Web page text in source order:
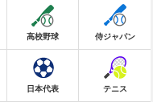
高校野球 侍ジャパン
日本代表 テニス